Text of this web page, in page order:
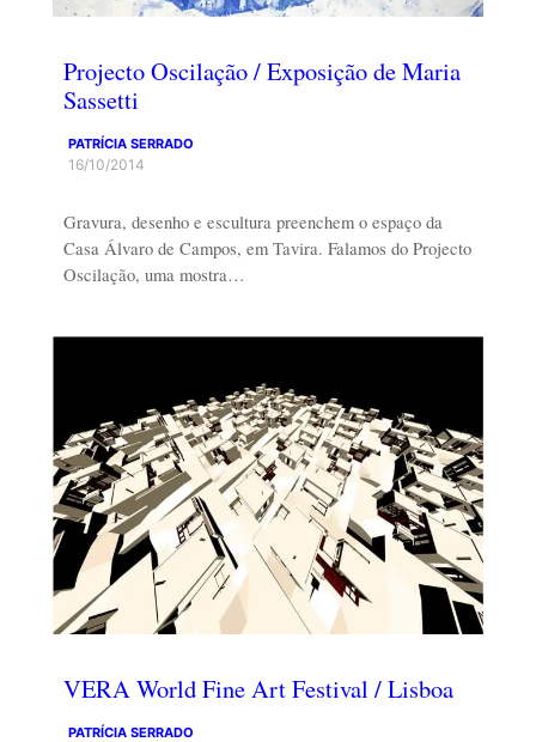
Projecto Oscilação / Exposição de Maria
Sassetti
PATRÍCIA SERRADO
16/10/2014
Gravura, desenho e escultura preenchem o espaço da
Casa Álvaro de Campos, em Tavira. Falamos do Projecto
Oscilação, uma mostra…
VERA World Fine Art Festival / Lisboa
PATRÍCIA SERRADO